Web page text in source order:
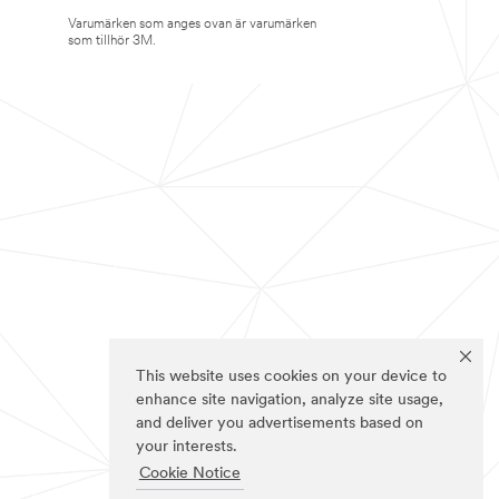
This website uses cookies on your device to
enhance site navigation, analyze site usage,
and deliver you advertisements based on
your interests.
Cookie Notice
Varumärken som anges ovan är varumärken
som tillhör 3M.